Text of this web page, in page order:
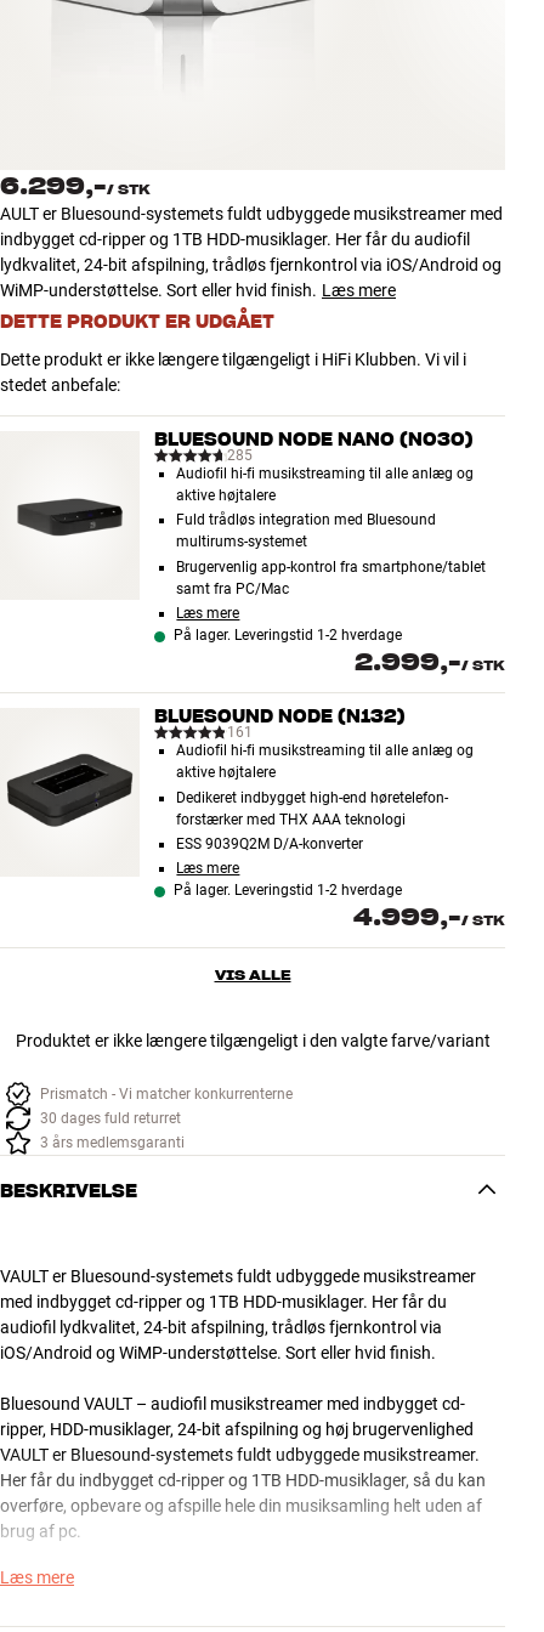
Tilbehør
NYHEDER
TILBUD
Find Butik
Kundeservice
Log ind
6.299,-/ STK
AULT er Bluesound-systemets fuldt udbyggede musikstreamer med
indbygget cd-ripper og 1TB HDD-musiklager. Her får du audiofil
lydkvalitet, 24-bit afspilning, trådløs fjernkontrol via iOS/Android og
WiMP-understøttelse. Sort eller hvid finish. Læs mere
DETTE PRODUKT ER UDGÅET
Dette produkt er ikke længere tilgængeligt i HiFi Klubben. Vi vil i
stedet anbefale:
BLUESOUND NODE NANO (N030)
285
Audiofil hi-fi musikstreaming til alle anlæg og
aktive højtalere
Fuld trådløs integration med Bluesound
multirums-systemet
Brugervenlig app-kontrol fra smartphone/tablet
samt fra PC/Mac
Læs mere
På lager. Leveringstid 1-2 hverdage
2.999,-/ STK
BLUESOUND NODE (N132)
161
Audiofil hi-fi musikstreaming til alle anlæg og
aktive højtalere
Dedikeret indbygget high-end høretelefon-
forstærker med THX AAA teknologi
ESS 9039Q2M D/A-konverter
Læs mere
På lager. Leveringstid 1-2 hverdage
4.999,-/ STK
VIS ALLE
Produktet er ikke længere tilgængeligt i den valgte farve/variant
Prismatch - Vi matcher konkurrenterne
30 dages fuld returret
3 års medlemsgaranti
BESKRIVELSE
VAULT er Bluesound-systemets fuldt udbyggede musikstreamer
med indbygget cd-ripper og 1TB HDD-musiklager. Her får du
audiofil lydkvalitet, 24-bit afspilning, trådløs fjernkontrol via
iOS/Android og WiMP-understøttelse. Sort eller hvid finish.
Bluesound VAULT – audiofil musikstreamer med indbygget cd-
ripper, HDD-musiklager, 24-bit afspilning og høj brugervenlighed
VAULT er Bluesound-systemets fuldt udbyggede musikstreamer.
Her får du indbygget cd-ripper og 1TB HDD-musiklager, så du kan
overføre, opbevare og afspille hele din musiksamling helt uden af
brug af pc.
Med sin audiofile opbygning kan VAULT matche selv et virkelig godt
Læs mere